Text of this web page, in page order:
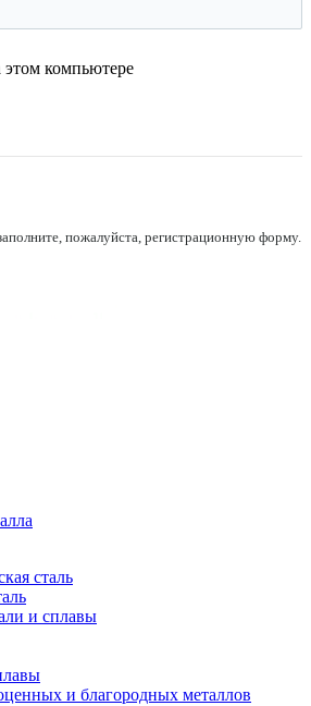
компьютере
пожалуйста, регистрационную форму.
сталь
и сплавы
и благородных металлов